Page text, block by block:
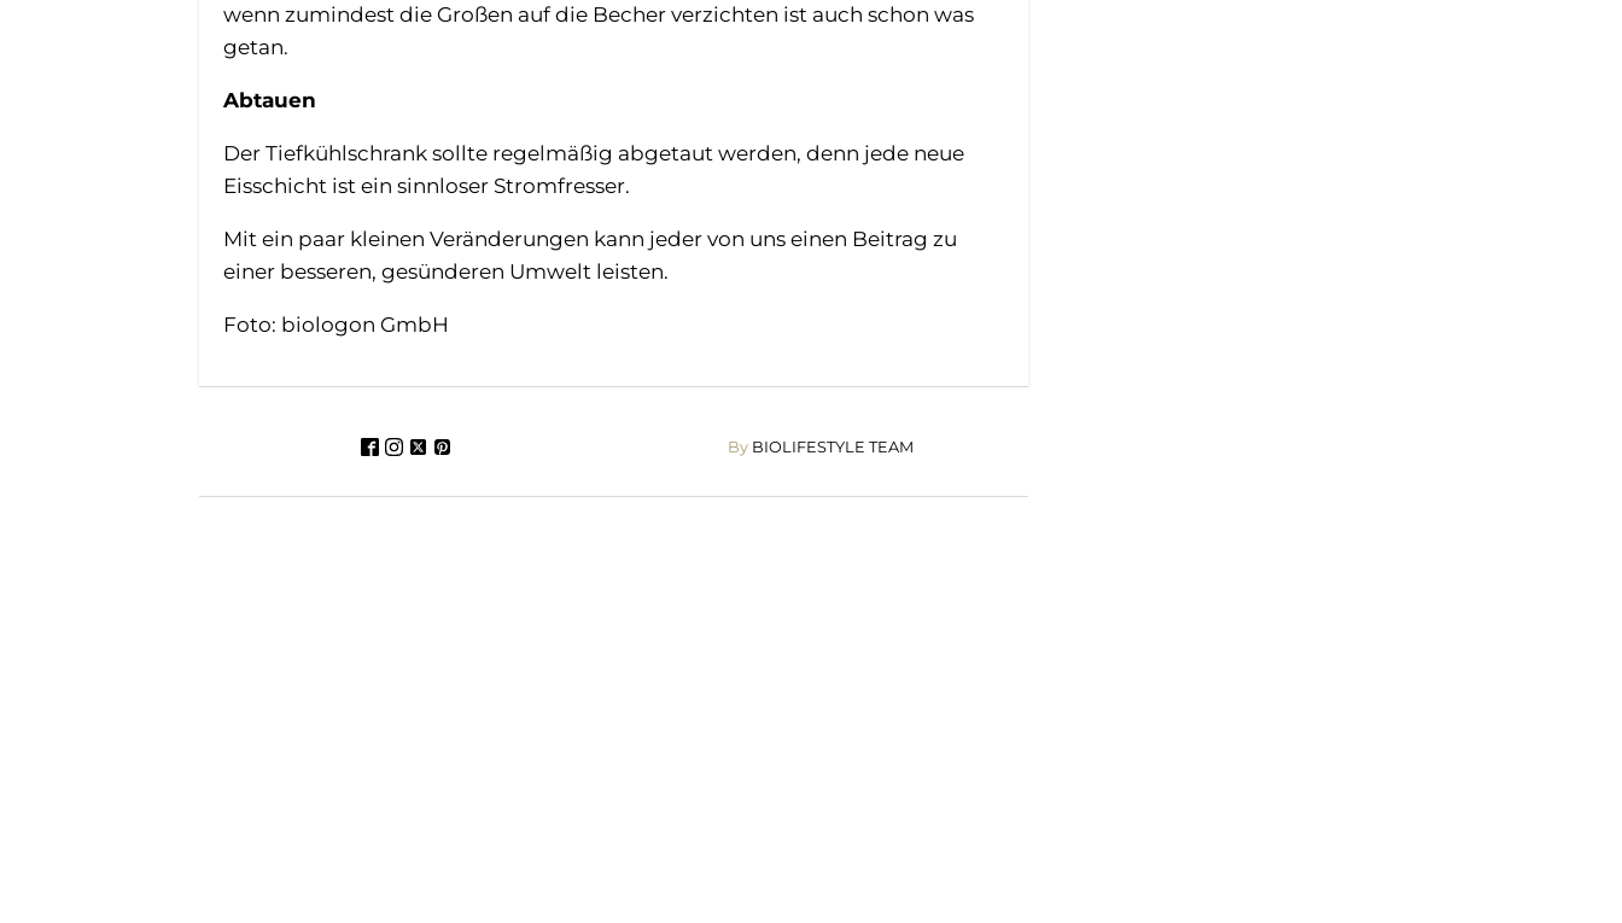
wenn zumindest die Großen auf die Becher verzichten ist auch schon was
getan.
Abtauen
Der Tiefkühlschrank sollte regelmäßig abgetaut werden, denn jede neue
Eisschicht ist ein sinnloser Stromfresser.
Mit ein paar kleinen Veränderungen kann jeder von uns einen Beitrag zu
einer besseren, gesünderen Umwelt leisten.
Foto: biologon GmbH
By BIOLIFESTYLE TEAM